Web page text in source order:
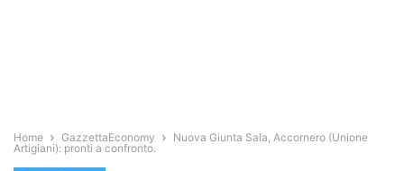
Home GazzettaEconomy
Nuova Giunta Sala, Accornero (Unione
Artigiani): pronti a confronto.